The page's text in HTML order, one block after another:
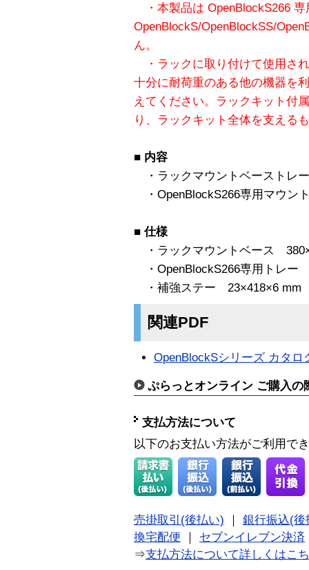
・本製品は OpenBlockS266 専
OpenBlockS/OpenBlockSS/
ん。
・ラックに取り付けて使用さ
十分に耐荷重のある他の機器を
えてください。ラックキット付
り、ラックキット全体を支える
■ 内容
・ラックマウントベースト
・OpenBlockS266専用マウ
■仕様
・ラックマウントベース
・OpenBlockS266専用トレー
・補強ステー 23×418×6 mm
関連PDF
OpenBlockSシリーズ カタロ
ぷらっとオンライン ご購入の
支払方法について
以下のお支払い方法がご利用で
売掛取引(後払い)
銀行振込(後
換宅配便
セブンイレブン決済
⇒支払方法について詳しくはこ